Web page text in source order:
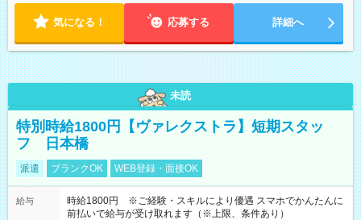
気になる！ 応募する 詳細へ
未読
特別時給1800円【ヴァレクストラ】短期スタッ
フ 日本橋
派遣 ブランクOK WEB登録・面接OK
給与
時給1800円 ※ご経験・スキルにより優遇 スマホでかんたんに
前払いで給与が受け取れます（※上限、条件あり）